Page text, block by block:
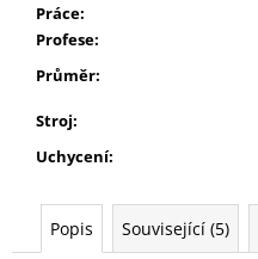
Práce:
Profese:
Průměr:
Stroj:
Uchycení:
Popis Související (5)